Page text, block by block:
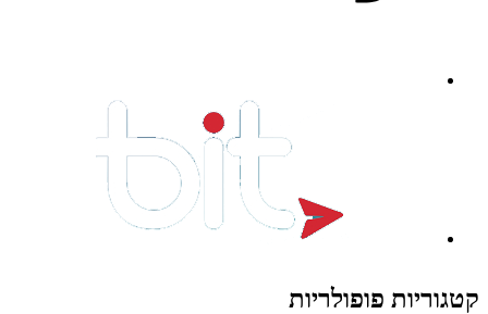
קטגוריות פופולריות